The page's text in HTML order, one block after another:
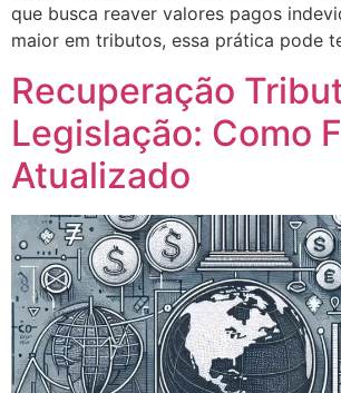
que busca reaver valores pagos
maior em tributos, essa prática pode
Recuperação
Legislação: Como
Atualizado